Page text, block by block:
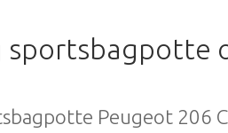
Peugeot 206